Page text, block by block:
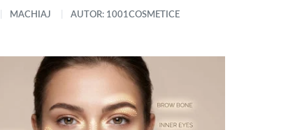
MACHIAJ AUTOR: 1001COSMETICE